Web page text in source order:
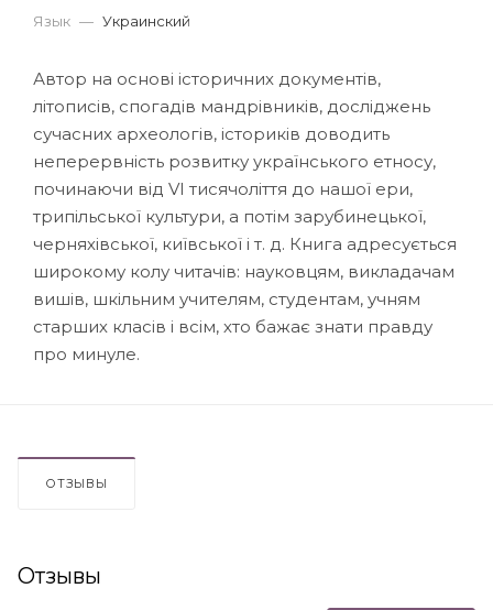
Язык — Украинский
Автор на основі історичних документів,
літописів, спогадів мандрівників, досліджень
сучасних археологів, істориків доводить
неперервність розвитку українського етносу,
починаючи від VI тисячоліття до нашої ери,
трипільської культури, а потім зарубинецької,
черняхівської, київської і т. д. Книга адресується
широкому колу читачів: науковцям, викладачам
вишів, шкільним учителям, студентам, учням
старших класів і всім, хто бажає знати правду
про минуле.
ОТЗЫВЫ
Отзывы